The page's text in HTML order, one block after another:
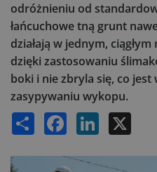
odróżnieniu od
łańcuchowe tną grunt
działają w jednym,
dzięki zastosowaniu
boki i nie zbryla się, co
zasypywaniu wykopu.
Share Facebook LinkedIn